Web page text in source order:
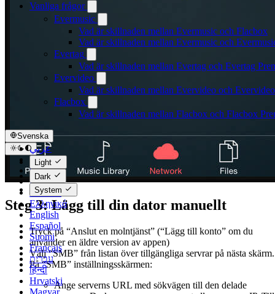
Vanliga frågor
Evermusic
Vad är skillnaden mellan Evermusic och Flacbox
Vad är skillnaden mellan Evermusic och
Evertag
Vad är skillnaden mellan Evertag och Evertag
Evervideo
Vad är skillnaden mellan Evervideo och
Flacbox
Vad är skillnaden mellan Flacbox och Flacbox
Svenska
عربي
Català
Čeština
Dansk
Deutsch
Ελληνικά
English
Español
Suomi
Français
עברית
हिन्दी
Hrvatski
Magyar
Light
Dark
System
Steg 3: Lägg till din dator manuellt
Tryck på “Anslut en molntjänst” (“Lägg till konto” om du
använder en äldre version av appen)
Välj “SMB” från listan över tillgängliga servrar på nästa skärm.
På “SMB” inställningsskärmen:
Ange serverns URL med sökvägen till den delade